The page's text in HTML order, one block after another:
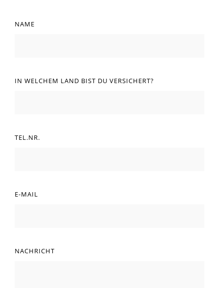
NAME
IN WELCHEM LAND BIST DU VERSICHERT?
TEL.NR.
E-MAIL
NACHRICHT